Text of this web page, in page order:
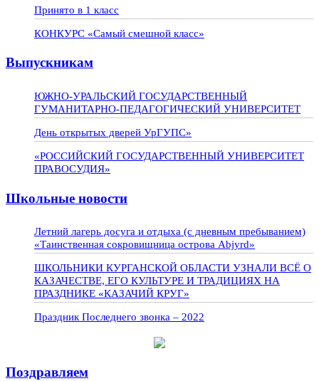
Принято в 1 класс
КОНКУРС «Самый смешной класс»
Выпускникам
ЮЖНО-УРАЛЬСКИЙ ГОСУДАРСТВЕННЫЙ
ГУМАНИТАРНО-ПЕДАГОГИЧЕСКИЙ УНИВЕРСИТЕТ
День открытых дверей УрГУПС»
«РОССИЙСКИЙ ГОСУДАРСТВЕННЫЙ УНИВЕРСИТЕТ
ПРАВОСУДИЯ»
Школьные новости
Летний лагерь досуга и отдыха (с дневным пребыванием)
«Таинственная сокровищница острова Abjyrd»
ШКОЛЬНИКИ КУРГАНСКОЙ ОБЛАСТИ УЗНАЛИ ВСЁ О
КАЗАЧЕСТВЕ, ЕГО КУЛЬТУРЕ И ТРАДИЦИЯХ НА
ПРАЗДНИКЕ «КАЗАЧИЙ КРУГ»
Праздник Последнего звонка – 2022
Поздравляем